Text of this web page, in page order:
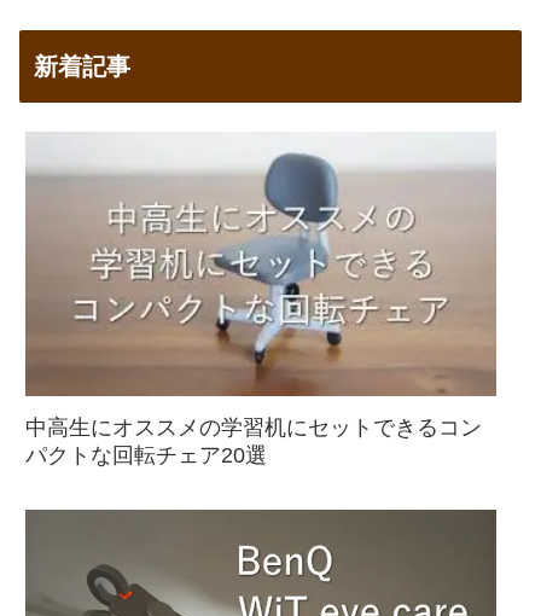
新着記事
中高生にオススメの学習机にセットできるコン
パクトな回転チェア20選